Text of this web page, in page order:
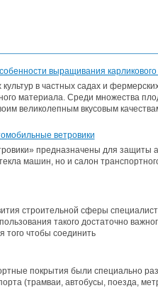
выращивания
в частных садах и
материала. Среди множества
великолепным вкусовым
ветровики
предназначены для защиты
машин, но и салон
строительной сферы
такого достаточно
того чтобы соединить
покрытия были специально
(трамваи, автобусы, поезда,